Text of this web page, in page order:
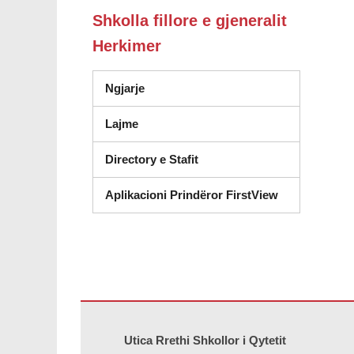
Shkolla fillore e gjeneralit
Herkimer
Ngjarje
Lajme
Directory e Stafit
Aplikacioni Prindëror FirstView
Utica Rrethi Shkollor i Qytetit